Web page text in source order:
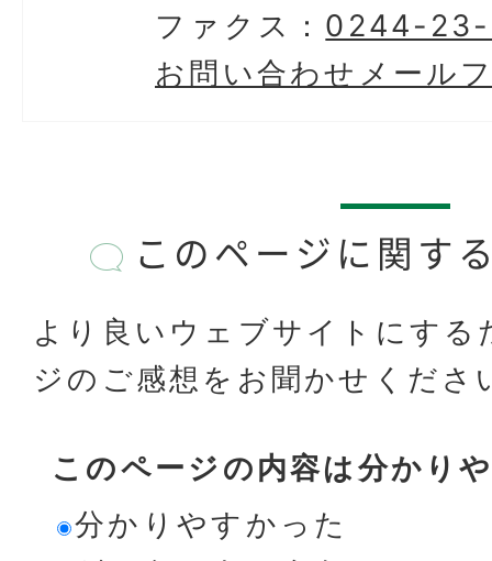
ファクス： 0244-
お問い合わせメール
このページに関す
より良いウェブサイトにする
ジのご感想をお聞かせくださ
このページの内容は分かり
分かりやすかった